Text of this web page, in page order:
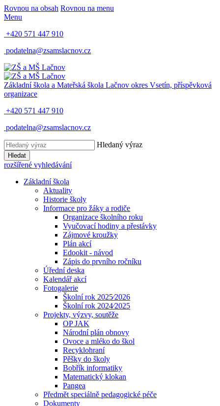
Rovnou na obsah Rovnou na menu
Menu
+420 571 447 910
podatelna@zsamslacnov.cz
Základní škola a Mateřská škola Lačnov okres Vsetín, příspěvková
organizace
+420 571 447 910
podatelna@zsamslacnov.cz
Hledaný výraz
Hledat
rozšířené vyhledávání
Základní škola
Aktuality
Historie školy
Informace pro žáky a rodiče
Organizace školního roku
Vyučovací hodiny a přestávky
Zájmové kroužky
Plán akcí
Edookit - návod
Zápis do prvního ročníku
Úřední deska
Kalendář akcí
Fotogalerie
Školní rok 2025⁄2026
Školní rok 2024⁄2025
Projekty, výzvy, soutěže
OP JAK
Národní plán obnovy
Ovoce a mléko do škol
Recyklohraní
Pěšky do školy
Bobřík informatiky
Matematický klokan
Pangea
Předmět speciálně pedagogické péče
Dokumenty